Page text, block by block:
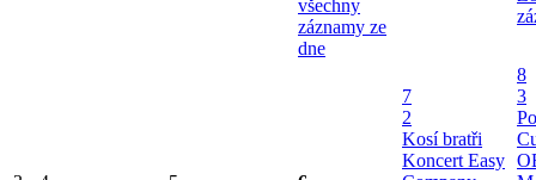
všechny
záznamy ze
dne
7
2
Kosí bratři
Koncert Easy
8
3